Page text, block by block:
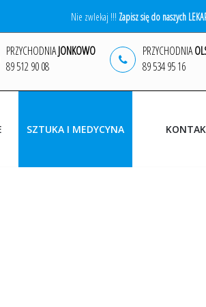
Nie zwlekaj !!! Zapisz się do naszych
PRZYCHODNIA
89 534 95 16
PRZYCHODNIAJONKOWO
89 512 90 08
SZTUKA I MEDYCYNA